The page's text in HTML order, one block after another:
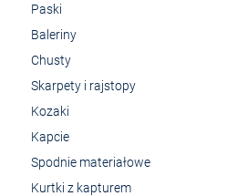
Paski
Baleriny
Chusty
Skarpety i rajstopy
Kozaki
Kapcie
Spodnie materiałowe
Kurtki z kapturem